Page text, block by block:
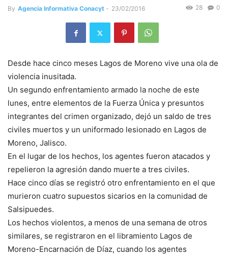
By Agencia Informativa Conacyt - 23/02/2016 0
28
Desde hace cinco meses Lagos de Moreno vive una ola de
violencia inusitada.
Un segundo enfrentamiento armado la noche de este
lunes, entre elementos de la Fuerza Única y presuntos
integrantes del crimen organizado, dejó un saldo de tres
civiles muertos y un uniformado lesionado en Lagos de
Moreno, Jalisco.
En el lugar de los hechos, los agentes fueron atacados y
repelieron la agresión dando muerte a tres civiles.
Hace cinco días se registró otro enfrentamiento en el que
murieron cuatro supuestos sicarios en la comunidad de
Salsipuedes.
Los hechos violentos, a menos de una semana de otros
similares, se registraron en el libramiento Lagos de
Moreno-Encarnación de Díaz, cuando los agentes